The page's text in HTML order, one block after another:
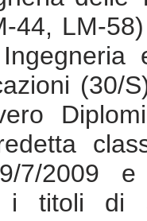
44, LM-
(30/
7/2009
i titoli di